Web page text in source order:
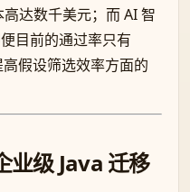
达数千美元；而 AI 智
目前的通过率只有
假设筛选效率方面的
级 Java 迁移